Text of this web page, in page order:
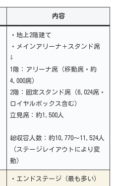
内容
・地上2階建て
・メインアリーナ＋スタンド席
⇩
1階：アリーナ席（移動席・約
4,000席）
2階：固定スタンド席（6,024席・
ロイヤルボックス含む）
立見席：約1,500人
総収容人数：約10,770～11,524人
（ステージレイアウトにより変
動）
・エンドステージ（最も多い）